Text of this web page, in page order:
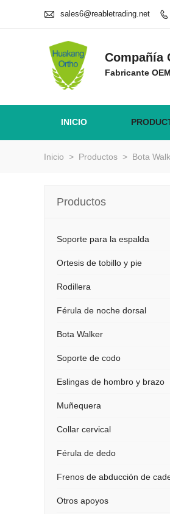
 sales6@reabletrading.net 
Compañía
Fabricante
INICIO
Inicio > Productos > Bota
Productos
Soporte para la espalda
Ortesis de tobillo y pie
Rodillera
Férula de noche dorsal
Bota Walker
Soporte de codo
Eslingas de hombro y brazo
Muñequera
Collar cervical
Férula de dedo
Frenos de abducción de
Otros apoyos